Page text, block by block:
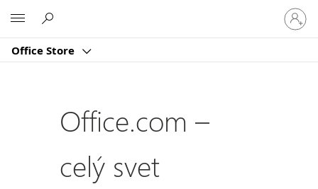
Office Store
sa
k
kontu
Office.com –
celý svet